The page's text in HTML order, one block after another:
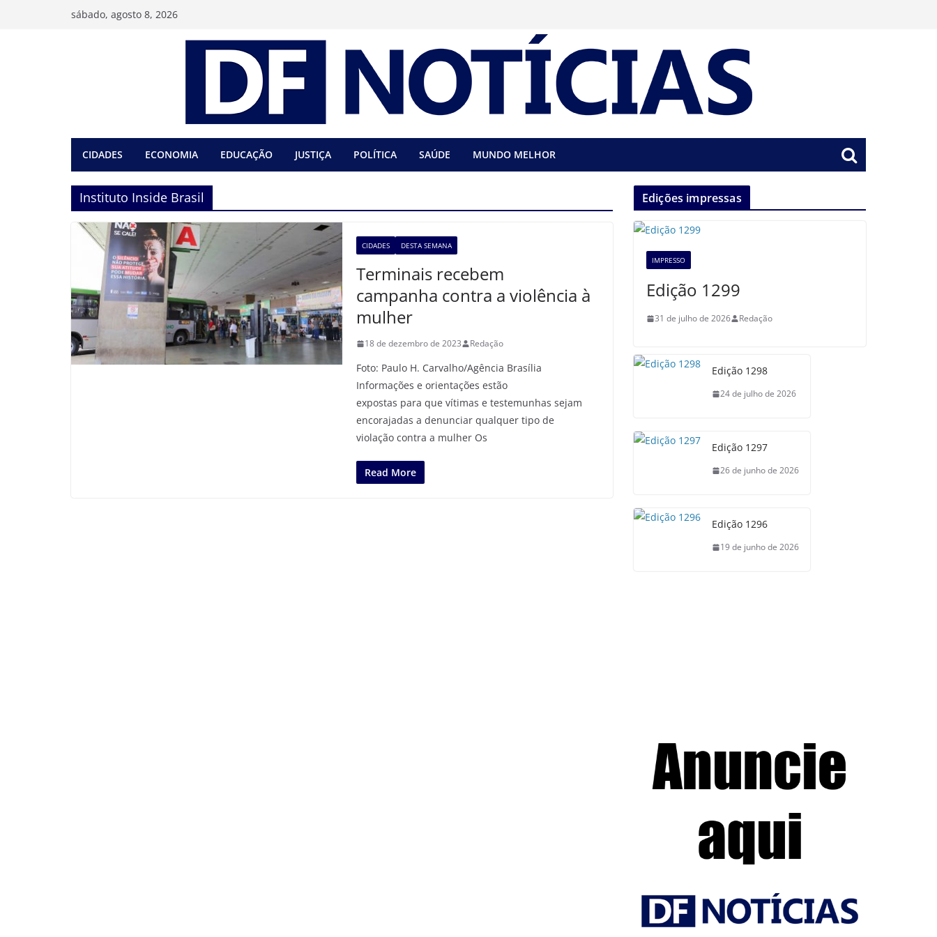
sábado, agosto 8, 2026
CIDADES ECONOMIA EDUCAÇÃO JUSTIÇA POLÍTICA SAÚDE MUNDO MELHOR
Instituto Inside Brasil
CIDADES DESTA SEMANA
Terminais recebem
campanha contra a violência à
mulher
18 de dezembro de 2023 Redação
Foto: Paulo H. Carvalho/Agência Brasília
Informações e orientações estão
expostas para que vítimas e testemunhas sejam
encorajadas a denunciar qualquer tipo de
violação contra a mulher Os
Read More
Edições impressas
IMPRESSO
Edição 1299
31 de julho de 2026 Redação
Edição 1298
24 de julho de 2026
Edição 1297
26 de junho de 2026
Edição 1296
19 de junho de 2026